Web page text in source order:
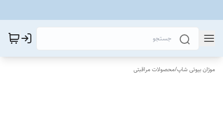
موژان بیوتی شاپ/محصولات مراقبتی